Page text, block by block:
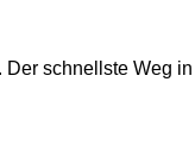
schnellste Weg